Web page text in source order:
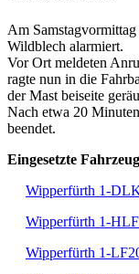
Am
Wildblech alarmiert.
Vor Ort meldeten
ragte nun in die
der Mast beiseite
Nach etwa 20
beendet.
Eingesetzte
Wipperfürth 1-
Wipperfürth 1-
Wipperfürth 1-